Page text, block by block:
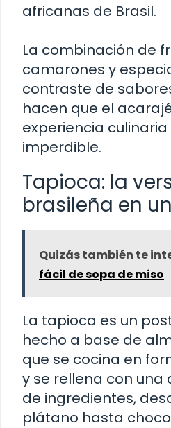
africanas de Brasil.
La combinación de
camarones y
contraste de
hacen que el
experiencia culinaria
imperdible.
Tapioca: la
brasileña en
Quizás también te
fácil de sopa de miso
La tapioca es un
hecho a base de
que se cocina en
y se rellena con
de ingredientes,
plátano hasta